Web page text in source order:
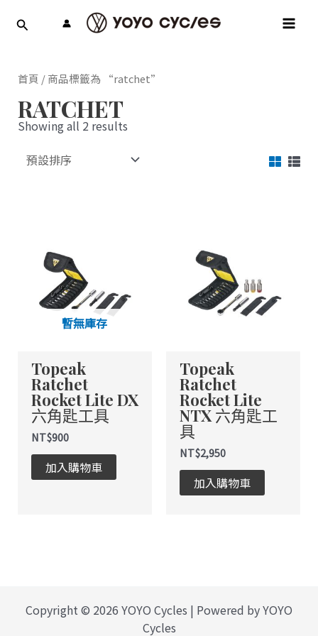
首頁 / 商品標籤為 “ratchet”
RATCHET
Showing all 2 results
暫無庫存
Topeak
Ratchet
Rocket Lite DX
六角匙工具
NT$900
加入購物車
Topeak
Ratchet
Rocket Lite
NTX 六角匙工
具
NT$2,950
加入購物車
Copyright © 2026 YOYO Cycles | Powered by YOYO
Cycles